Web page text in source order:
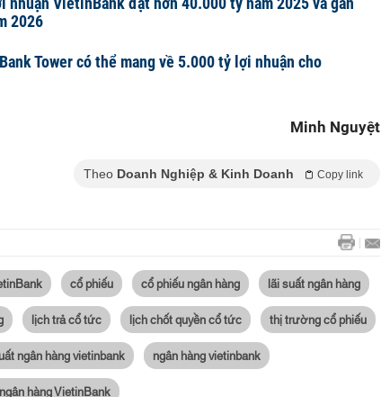
2026
Tower có thể mang về 5.000 tỷ lợi nhuận cho
Minh Nguyệt
Theo Doanh Nghiệp & Kinh Doanh Copy link
cổ phiếu cổ phiếu ngân hàng lãi suất ngân hàng
lịch trả cổ tức lịch chốt quyền cổ tức thị trường cổ phiếu
ngân hàng vietinbank ngân hàng vietinbank
hàng VietinBank